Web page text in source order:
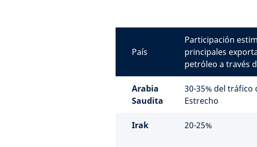
País
Participación
principales
petróleo a través
Arabia
Saudita
30-35% del tráfico
Estrecho
Irak 20-25%